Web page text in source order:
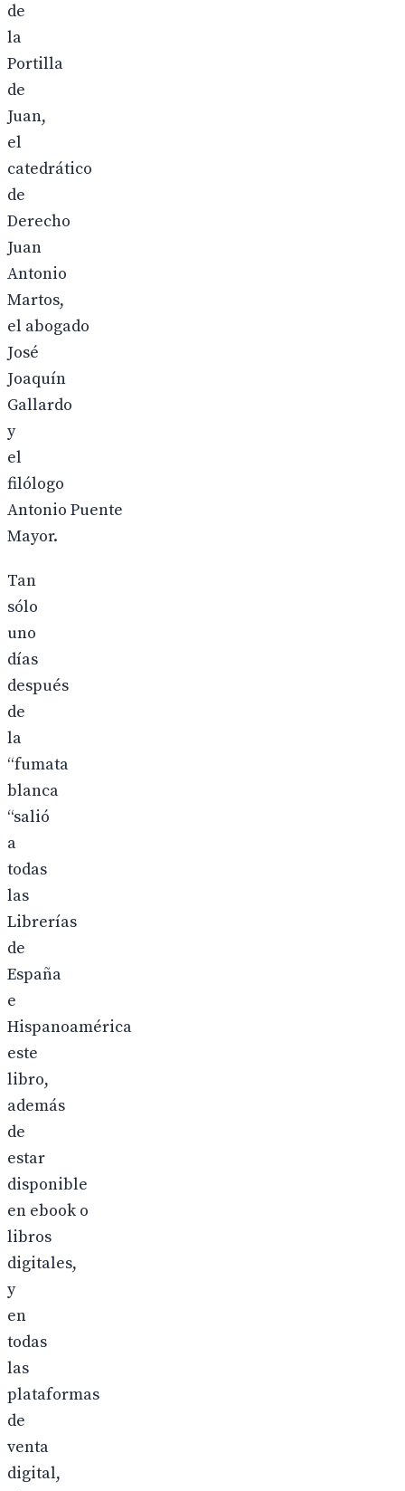
de
la
Portilla
de
Juan,
el
catedrático
de
Derecho
Juan
Antonio
Martos,
el abogado
José
Joaquín
Gallardo
y
el
filólogo
Antonio Puente
Mayor.
Tan
sólo
uno
días
después
de
la
“fumata
blanca
“salió
a
todas
las
Librerías
de
España
e
Hispanoamérica
este
libro,
además
de
estar
disponible
en ebook o
libros
digitales,
y
en
todas
las
plataformas
de
venta
digital,